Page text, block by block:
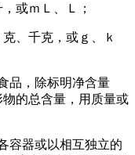
或ｍＬ、Ｌ；
、千克，或ｇ、ｋ
品，除标明净含量
的总含量，用质量或
容器或以相互独立的